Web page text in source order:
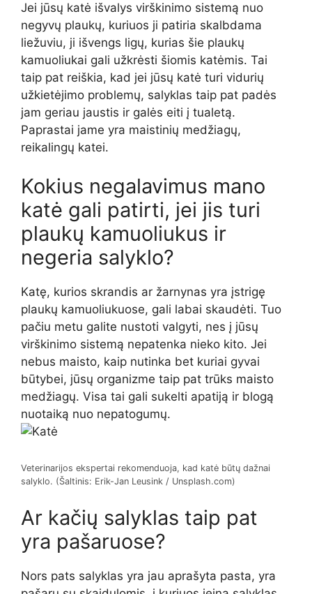
Jei jūsų katė išvalys virškinimo sistemą nuo
negyvų plaukų, kuriuos ji patiria skalbdama
liežuviu, ji išvengs ligų, kurias šie plaukų
kamuoliukai gali užkrėsti šiomis katėmis. Tai
taip pat reiškia, kad jei jūsų katė turi vidurių
užkietėjimo problemų, salyklas taip pat padės
jam geriau jaustis ir galės eiti į tualetą.
Paprastai jame yra maistinių medžiagų,
reikalingų katei.
Kokius negalavimus mano
katė gali patirti, jei jis turi
plaukų kamuoliukus ir
negeria salyklo?
Katę, kurios skrandis ar žarnynas yra įstrigę
plaukų kamuoliukuose, gali labai skaudėti. Tuo
pačiu metu galite nustoti valgyti, nes į jūsų
virškinimo sistemą nepatenka nieko kito. Jei
nebus maisto, kaip nutinka bet kuriai gyvai
būtybei, jūsų organizme taip pat trūks maisto
medžiagų. Visa tai gali sukelti apatiją ir blogą
nuotaiką nuo nepatogumų.
Veterinarijos ekspertai rekomenduoja, kad katė būtų dažnai
salyklo. (Šaltinis: Erik-Jan Leusink / Unsplash.com)
Ar kačių salyklas taip pat
yra pašaruose?
Nors pats salyklas yra jau aprašyta pasta, yra